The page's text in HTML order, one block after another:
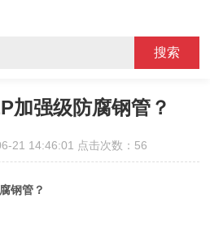
加强级防腐钢管？
21 14:46:01 点击次数：56
钢管？